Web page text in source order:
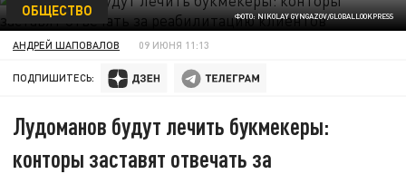
ФОТО: NIKOLAY GYNGAZOV/GLOBALLOOKPRESS
ОБЩЕСТВО
АНДРЕЙ ШАПОВАЛОВ 09 ИЮНЯ 11:13
ПОДПИШИТЕСЬ:
Лудоманов будут лечить букмекеры:
конторы заставят отвечать за